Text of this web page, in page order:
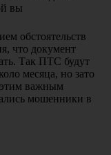
вы
обстоятельств
что документ
Так ПТС будут
месяца, но зато
этим важным
мошенники в